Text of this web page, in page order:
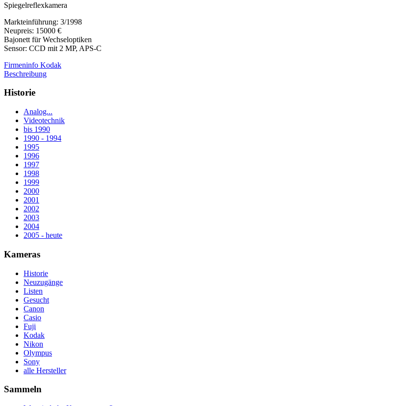
Spiegelreflexkamera
Markteinführung: 3/1998
Neupreis: 15000 €
Bajonett für Wechseloptiken
Sensor: CCD mit 2 MP, APS-C
Firmeninfo Kodak
Beschreibung
Historie
Analog...
Videotechnik
bis 1990
1990 - 1994
1995
1996
1997
1998
1999
2000
2001
2002
2003
2004
2005 - heute
Kameras
Historie
Neuzugänge
Listen
Gesucht
Canon
Casio
Fuji
Kodak
Nikon
Olympus
Sony
alle Hersteller
Sammeln